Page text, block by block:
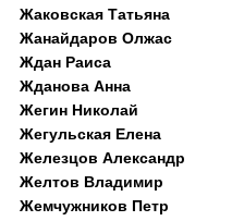
Жаковская Татьяна
Жанайдаров Олжас
Ждан Раиса
Жданова Анна
Жегин Николай
Жегульская Елена
Железцов Александр
Желтов Владимир
Жемчужников Петр